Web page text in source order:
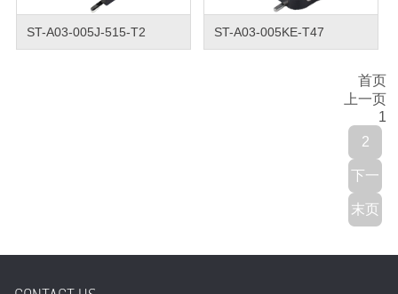
ST-A03-005J-515-T2 ST-A03-005KE-T47
首页
上一页
1
2
下一
页
末页